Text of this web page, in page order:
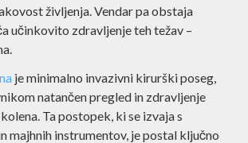
življenja. Vendar pa obstaja
učinkovito zdravljenje teh težav –
je minimalno invazivni kirurški poseg,
natančen pregled in zdravljenje
Ta postopek, ki se izvaja s
majhnih instrumentov, je postal ključno